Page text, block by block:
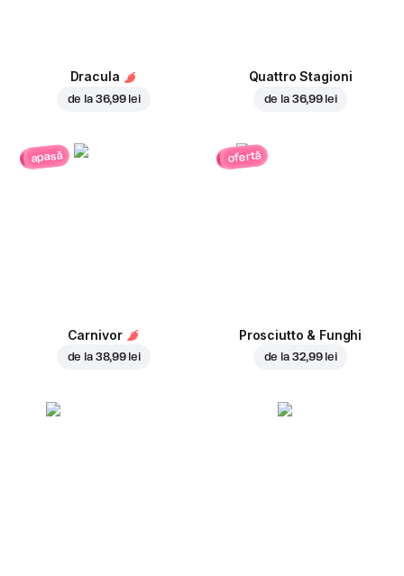
Dracula
de la 36,99 lei
Quattro Stagioni
de la 36,99 lei
apasă
Carnivor
de la 38,99 lei
ofertă
Prosciutto & Funghi
de la 32,99 lei